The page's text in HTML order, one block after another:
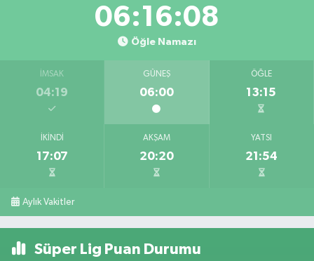
06:16:07
Öğle Namazı
İMSAK
04:19
GÜNEŞ
06:00
ÖĞLE
13:15
İKINDI
17:07
AKŞAM
20:20
YATSI
21:54
Aylık Vakitler
Süper Lig Puan Durumu